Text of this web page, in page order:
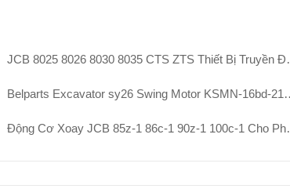
JCB 8025 8026 8030 8035 CTS ZTS Thiết Bị Truyền Động Động Cơ Xoay 20/925689 20/925690 NCAHI OEM PCR-2b-10a-FP-8584a Cho Máy Xúc Mini
Belparts Excavator sy26 Swing Motor KSMN-16bd-21b Xoay Động Cơ Hộp Số Cho Sany
Động Cơ Xoay JCB 85z-1 86c-1 90z-1 100c-1 Cho Phụ Tùng Máy Xúc 333/w4439 NACHI PCR-5b-30a-FGP-9407a Thiết Bị Giảm Tốc Động Cơ Quay